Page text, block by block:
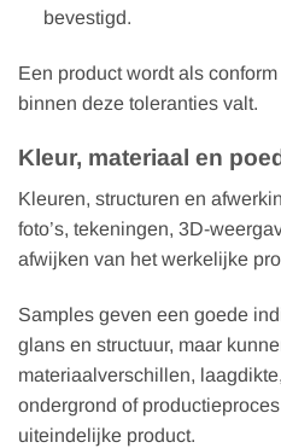
bevestigd.
Een product wordt als
binnen deze toleranties valt.
Kleur, materiaal en
Kleuren, structuren en
foto’s, tekeningen, 3D-
afwijken van het werkelijke
Samples geven een goede
glans en structuur, maar
materiaalverschillen,
ondergrond of
uiteindelijke product.